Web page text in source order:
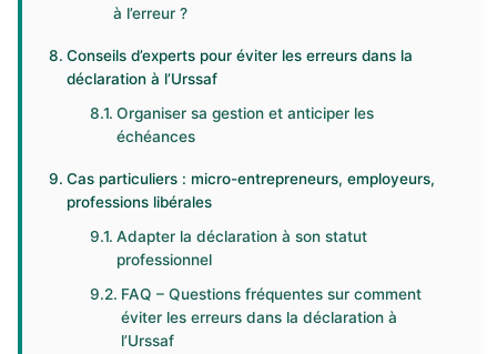
à l’erreur ?
Conseils d’experts pour éviter les erreurs dans la
déclaration à l’Urssaf
Organiser sa gestion et anticiper les
échéances
Cas particuliers : micro-entrepreneurs, employeurs,
professions libérales
Adapter la déclaration à son statut
professionnel
FAQ – Questions fréquentes sur comment
éviter les erreurs dans la déclaration à
l’Urssaf